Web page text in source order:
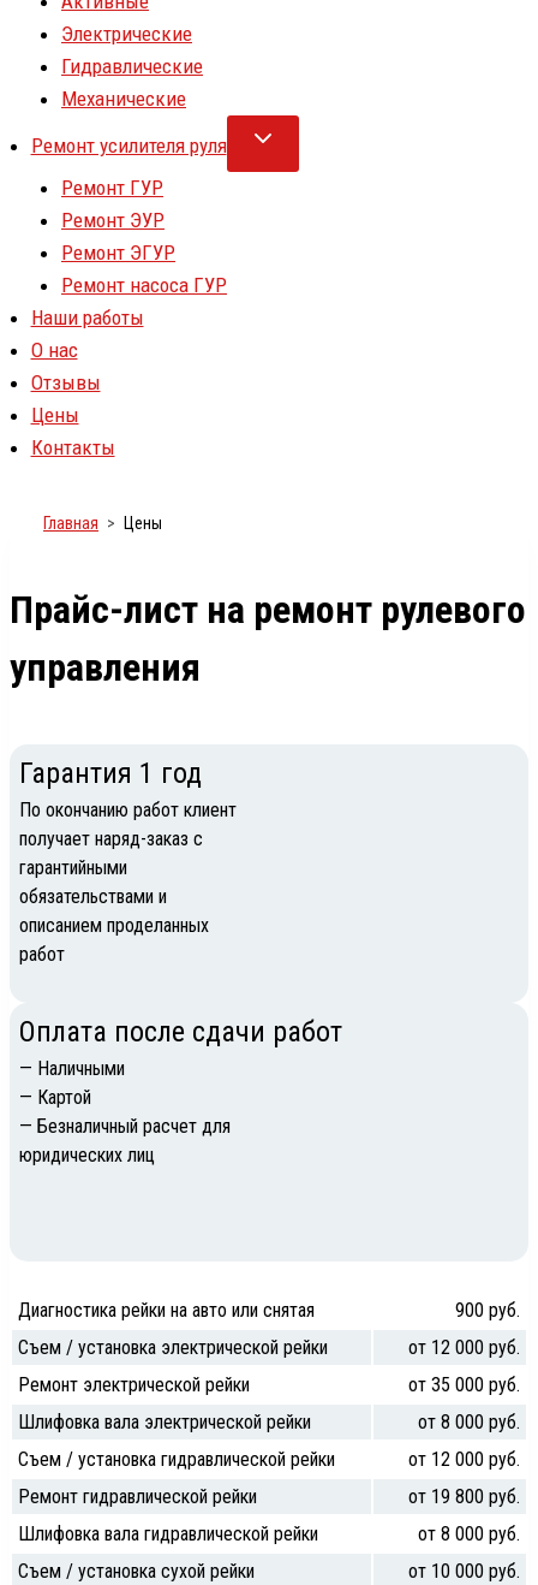
Электрические
Гидравлические
Механические
Ремонт усилителя руля
Ремонт ГУР
Ремонт ЭУР
Ремонт ЭГУР
Ремонт насоса ГУР
Наши работы
О нас
Отзывы
Цены
Контакты
Главная Цены
Прайс-лист на ремонт рулевого
управления
Гарантия 1 год
По окончанию работ клиент
получает наряд-заказ с
гарантийными
обязательствами и
описанием проделанных
работ
Оплата после сдачи работ
— Наличными
— Картой
— Безналичный расчет для
юридических лиц
Диагностика рейки на авто или снятая
900 руб.
Съем / установка электрической рейки
от 12 000 руб.
Ремонт электрической рейки
от 35 000 руб.
Шлифовка вала электрической рейки
от 8 000 руб.
Съем / установка гидравлической рейки
от 12 000 руб.
Ремонт гидравлической рейки
от 19 800 руб.
Шлифовка вала гидравлической рейки
от 8 000 руб.
Съем / установка сухой рейки
от 10 000 руб.